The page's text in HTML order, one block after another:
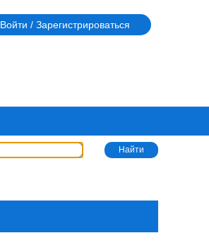
Войти / Зарегистрироваться